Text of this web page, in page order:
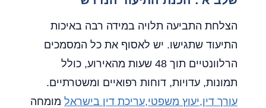
הצלחת התביעה תלויה במידה רבה באיכות
התיעוד שתגישו. יש לאסוף את כל המסמכים
הרלוונטיים תוך 48 שעות מהאירוע, כולל
תמונות, עדויות, דוחות רפואיים ומשטרתיים.
עורך דין,יעוץ משפטי,עריכת דין בישראל מומחה